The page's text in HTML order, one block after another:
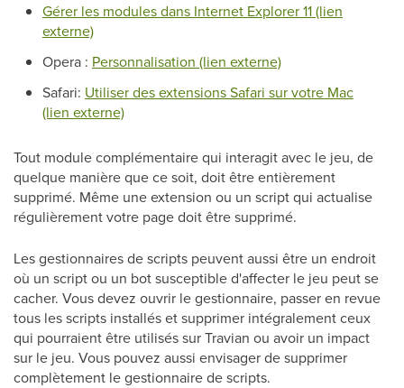
Gérer les modules dans Internet Explorer 11 (lien
externe)
Opera : Personnalisation (lien externe)
Safari: Utiliser des extensions Safari sur votre Mac
(lien externe)
Tout module complémentaire qui interagit avec le jeu, de
quelque manière que ce soit, doit être entièrement
supprimé. Même une extension ou un script qui actualise
régulièrement votre page doit être supprimé.
Les gestionnaires de scripts peuvent aussi être un endroit
où un script ou un bot susceptible d'affecter le jeu peut se
cacher. Vous devez ouvrir le gestionnaire, passer en revue
tous les scripts installés et supprimer intégralement ceux
qui pourraient être utilisés sur Travian ou avoir un impact
sur le jeu. Vous pouvez aussi envisager de supprimer
complètement le gestionnaire de scripts.